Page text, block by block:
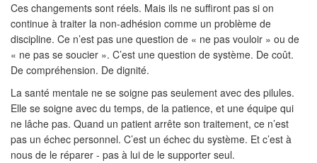
Ces changements sont réels. Mais ils ne suffiront pas si on
continue à traiter la non-adhésion comme un problème de
discipline. Ce n’est pas une question de « ne pas vouloir » ou de
« ne pas se soucier ». C’est une question de système. De coût.
De compréhension. De dignité.
La santé mentale ne se soigne pas seulement avec des pilules.
Elle se soigne avec du temps, de la patience, et une équipe qui
ne lâche pas. Quand un patient arrête son traitement, ce n’est
pas un échec personnel. C’est un échec du système. Et c’est à
nous de le réparer - pas à lui de le supporter seul.